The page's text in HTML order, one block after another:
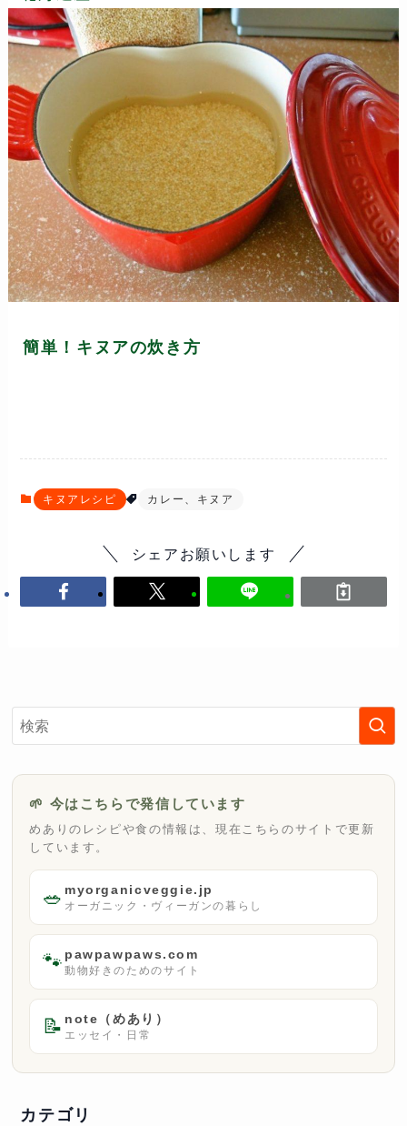
簡単！キヌアの炊き方
キヌアレシピ カレー、キヌア
シェアお願いします
🌱 今はこちらで発信しています
めありのレシピや食の情報は、現在こちらのサイトで更新
しています。
🥗 myorganicveggie.jp
オーガニック・ヴィーガンの暮らし
🐾pawpawpaws.com
動物好きのためのサイト
📝 note（めあり）
エッセイ・日常
カテゴリ